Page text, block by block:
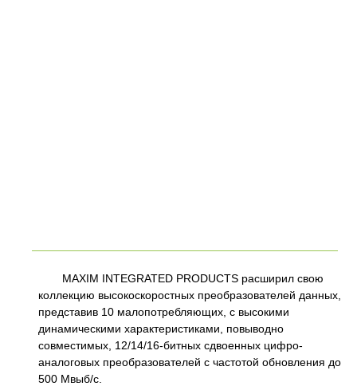
MAXIM INTEGRATED PRODUCTS расширил свою
коллекцию высокоскоростных преобразователей данных,
представив 10 малопотребляющих, с высокими
динамическими характеристиками, повыводно
совместимых, 12/14/16-битных сдвоенных цифро-
аналоговых преобразователей с частотой обновления до
500 Мвыб/с.